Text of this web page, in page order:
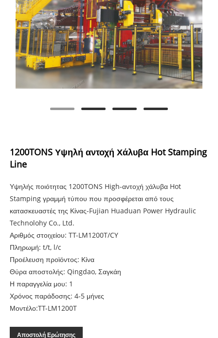
1200TONS Υψηλή αντοχή Χάλυβα Hot Stamping
Line
Υψηλής ποιότητας 1200TONS High-αντοχή χάλυβα Hot
Stamping γραμμή τύπου που προσφέρεται από τους
κατασκευαστές της Κίνας-Fujian Huaduan Power Hydraulic
Technolohy Co., Ltd.
Αριθμός στοιχείου: TT-LM1200T/CY
Πληρωμή: t/t, l/c
Προέλευση προϊόντος: Κίνα
Θύρα αποστολής: Qingdao, Σαγκάη
Η παραγγελία μου: 1
Χρόνος παράδοσης: 4-5 μήνες
Μοντέλο:TT-LM1200T
Αποστολή Ερώτησης